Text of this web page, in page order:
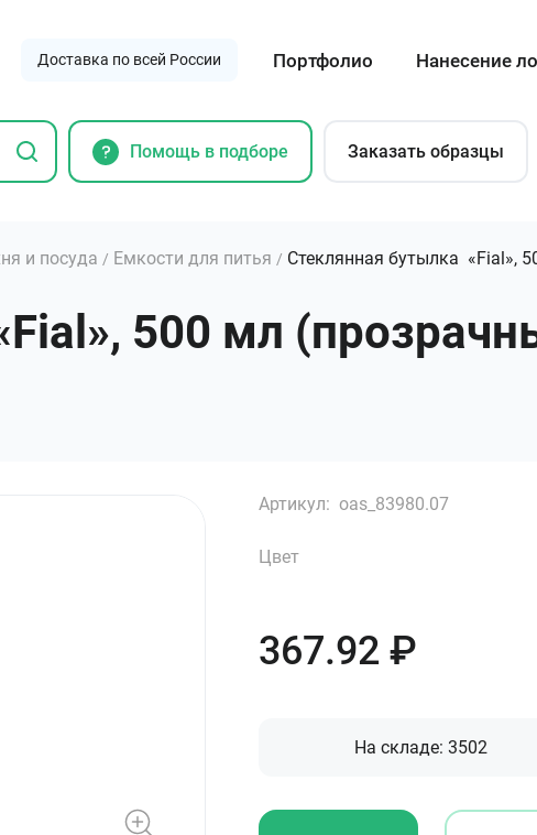
Доставка по всей России Портфолио Нанесение
Помощь в подборе Заказать образцы
и посуда / Емкости для питья / Стеклянная бутылка «Fial»,
500 мл
Артикул: oas_83980.07
Цвет
367.92 ₽
На складе: 3502